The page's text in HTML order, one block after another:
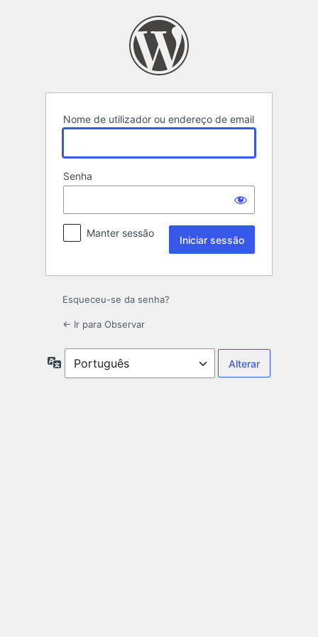
Nome de utilizador ou endereço de email
Senha
Manter sessão
Esqueceu-se da senha?
← Ir para Observar
Idioma